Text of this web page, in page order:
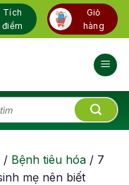
Tích
điểm
Giỏ
hàng
/ Bệnh tiêu hóa / 7
mẹ nên biết